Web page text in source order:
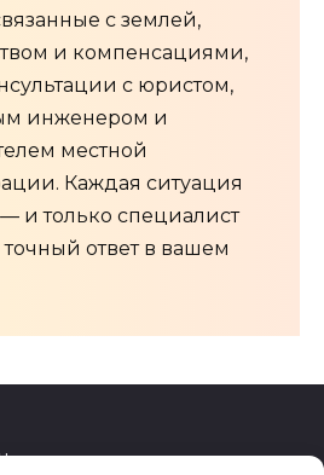
с землей,
и компенсациями,
с юристом,
инженером и
местной
Каждая ситуация
и только специалист
ответ в вашем